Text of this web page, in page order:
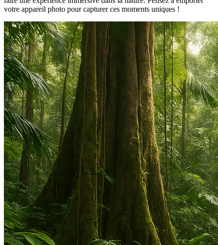
votre appareil photo pour capturer ces moments uniques !